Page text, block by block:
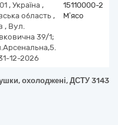
, Україна ,
область,
, Вул.
39/1;
12-2026
15110000-2
М’ясо
охолоджені, ДСТУ 3143